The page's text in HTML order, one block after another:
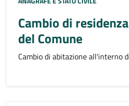
Cambio di
del Comune
Cambio di abitazione all'interno